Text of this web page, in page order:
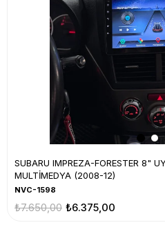
SUBARU IMPREZA-FORESTER 8"
MULTİMEDYA (2008-12)
NVC-1598
₺6.375,00
₺7.650,00